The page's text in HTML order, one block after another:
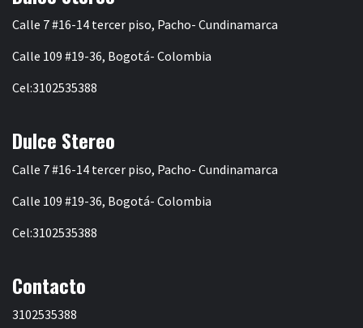
Calle 7 #16-14 tercer piso, Pacho- Cundinamarca
Calle 109 #19-36, Bogotá- Colombia
Cel:3102535388
Dulce Stereo
Calle 7 #16-14 tercer piso, Pacho- Cundinamarca
Calle 109 #19-36, Bogotá- Colombia
Cel:3102535388
Contacto
3102535388